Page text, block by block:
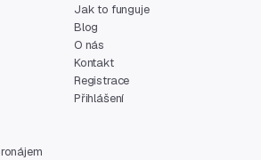
Jak to funguje
Blog
O nás
Kontakt
Registrace
Přihlášení